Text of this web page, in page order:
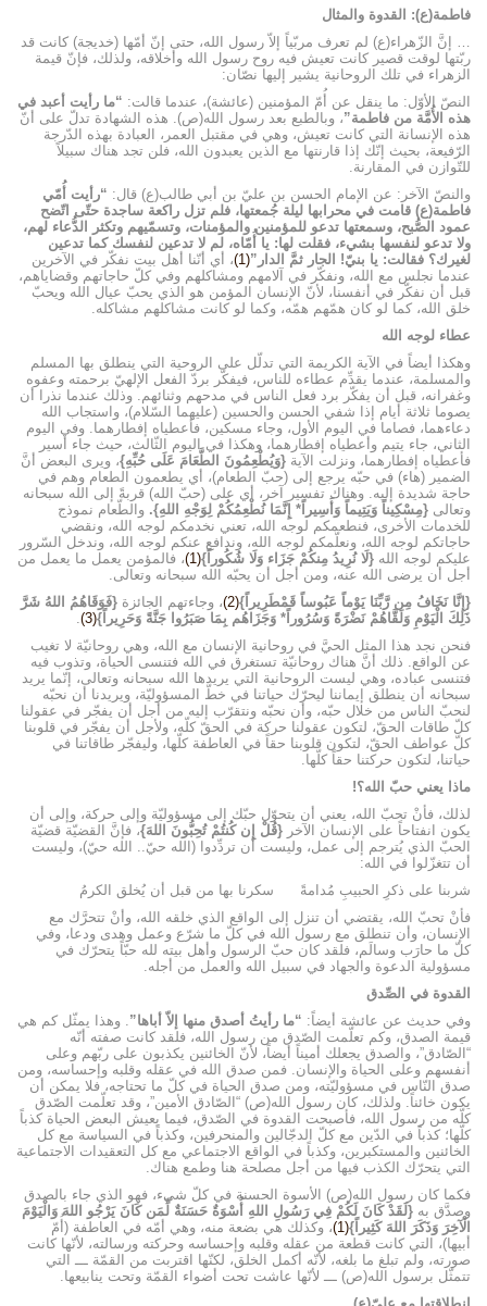
فاطمة(ع): القدوة والمثال
… إنَّ الزّهراء(ع) لم تعرف مربّياً إلاّ رسول الله، حتى إنّ أمّها (خديجة) كانت قد
ربّتها لوقت قصير كانت تعيش فيه روح رسول الله وأخلاقه، ولذلك، فإنّ قيمة
الزهراء في تلك الروحانية يشير إليها نصّان:
النصّ الأوّل: ما ينقل عن أُمّ المؤمنين (عائشة)، عندما قالت: “ما رأيت أعبد في
هذه الأُمَّة من فاطمة”، وبالطبع بعد رسول الله(ص). هذه الشهادة تدلّ على أنّ
هذه الإنسانة التي كانت تعيش، وهي في مقتبل العمر، العبادة بهذه الدّرجة
الرّفيعة، بحيث إنّك إذا قارنتها مع الذين يعبدون الله، فلن تجد هناك سبيلاً
للتّوازن في المقارنة.
والنصّ الآخر: عن الإمام الحسن بن عليّ بن أبي طالب(ع) قال: “رأيت أُمّي
فاطمة(ع) قامت في محرابها ليلة جُمعتها، فلم تزل راكعة ساجدة حتّى اتّضح
عمود الصُّبح، وسمعتها تدعو للمؤمنين والمؤمنات، وتسمّيهم وتكثر الدُّعاء لهم،
ولا تدعو لنفسها بشيء، فقلت لها: يا أُمّاه، لم لا تدعين لنفسك كما تدعين
لغيرك؟ فقالت: يا بنيّ! الجار ثمَّ الدار”(1)
، أي أنّنا أهل بيت نفكّر في الآخرين
عندما نجلس مع الله، ونفكّر في آلامهم ومشاكلهم وفي كلّ حاجاتهم وقضاياهم،
قبل أن نفكّر في أنفسنا، لأنّ الإنسان المؤمن هو الذي يحبّ عيال الله ويحبّ
خلق الله، كما لو كان همّهم همّه، وكما لو كانت مشاكلهم مشاكله.
عطاء لوجه الله
وهكذا أيضاً في الآية الكريمة التي تدلّل على الروحية التي ينطلق بها المسلم
والمسلمة، عندما يقدِّم عطاءه للناس، فيفكّر بردّ الفعل الإلهيّ برحمته وعفوه
وغفرانه، قبل أن يفكّر برد فعل الناس في مدحهم وثنائهم. وذلك عندما نذرا أن
يصوما ثلاثة أيام إذا شفي الحسن والحسين (عليهما السّلام)، واستجاب الله
دعاءهما، فصاما في اليوم الأول، وجاء مسكين، فأعطياه إفطارهما. وفي اليوم
الثاني، جاء يتيم وأعطياه إفطارهما، وهكذا في اليوم الثّالث، حيث جاء أسير
فأعطياه إفطارهما، ونزلت الآية {وَيُطْعِمُونَ الطَّعَامَ عَلَى حُبِّهِ}، ويرى البعض أنَّ
الضمير (هاء) في حبّه يرجع إلى (حبّ الطعام)، أي يطعمون الطعام وهم في
حاجة شديدة إليه. وهناك تفسير آخر، أي على (حبّ الله) قربةً إلى الله سبحانه
وتعالى {مِسْكِيناً وَيَتِيماً وَأَسِيراً* إِنَّمَا نُطْعِمُكُمْ لِوَجْهِ اللهِ}. والطّعام نموذج
للخدمات الأخرى، فنطعمكم لوجه الله، تعني نخدمكم لوجه الله، ونقضي
حاجاتكم لوجه الله، ونعلّمكم لوجه الله، وندافع عنكم لوجه الله، وندخل السّرور
عليكم لوجه الله {لَا نُرِيدُ مِنكُمْ جَزَاء وَلَا شُكُوراً}(1)
، فالمؤمن يعمل ما يعمل من
أجل أن يرضى الله عنه، ومن أجل أن يحبّه الله سبحانه وتعالى.
{إِنَّا نَخَافُ مِن رَّبِّنَا يَوْماً عَبُوساً قَمْطَرِيراً}(2) ، وجاءتهم الجائزة {فَوَقَاهُمُ اللهُ شَرَّ
ذَلِكَ الْيَوْمِ وَلَقَّاهُمْ نَضْرَةً وَسُرُوراً* وَجَزَاهُم بِمَا صَبَرُوا جَنَّةً وَحَرِيراً}(3)
.
فنحن نجد هذا المثل الحيَّ في روحانية الإنسان مع الله، وهي روحانيّة لا تغيب
عن الواقع. ذلك أنَّ هناك روحانيّة تستغرق في الله فتنسى الحياة، وتذوب فيه
فتنسى عباده، وهي ليست الروحانية التي يريدها الله سبحانه وتعالى، إنّما يريد
سبحانه أن ينطلق إيماننا ليحرّك حياتنا في خطّ المسؤوليّة، ويريدنا أن نحبّه
لنحبّ الناس من خلال حبّه، وأن نحبّه ونتقرّب إليه من أجل أن يفجّر في عقولنا
كلّ طاقات الحقّ، لتكون عقولنا حركة في الحقّ كلّه، ولأجل أن يفجّر في قلوبنا
كلّ عواطف الحقّ، لتكون قلوبنا حقاً في العاطفة كلّها، وليفجّر طاقاتنا في
حياتنا، لتكون حركتنا حقاً كلّها.
ماذا يعني حبّ الله؟!
لذلك، فأنْ تحبّ الله، يعني أن يتحوّل حبّك إلى مسؤوليّة وإلى حركة، وإلى أن
يكون انفتاحاً على الإنسان الآخر {قُلْ إِن كُنتُمْ تُحِبُّونَ اللهَ}، فإنَّ القضيّة قضيّة
الحبّ الذي يُترجم إلى عمل، وليست أن تردِّدوا (الله حيّ.. الله حيّ)، وليست
أن تتغزّلوا في الله:
شربنا على ذكرِ الحبيبِ مُدامةً سكرنا بها من قبل أن يُخلق الكرمُ
فأنْ تحبّ الله، يقتضي أن تنزل إلى الواقع الذي خلقه الله، وأنْ تتحرَّك مع
الإنسان، وأن تنطلق مع رسول الله في كلّ ما شرّع وعمل وهدى ودعا، وفي
كلّ ما حارَب وسالَم، فلقد كان حبّ الرسول وأهل بيته لله حبّاً يتحرّك في
مسؤولية الدعوة والجهاد في سبيل الله والعمل من أجله.
القدوة في الصِّدق
وفي حديث عن عائشة أيضاً: “ما رأيتُ أصدق منها إلاّ أباها”. وهذا يمثّل كم هي
قيمة الصدق، وكم تعلّمت الصّدق من رسول الله، فلقد كانت صفته أنّه
“الصّادق”، والصدق يجعلك أميناً أيضاً، لأنّ الخائنين يكذبون على ربّهم وعلى
أنفسهم وعلى الحياة والإنسان. فمن صدق الله في عقله وقلبه وإحساسه، ومن
صدق النّاس في مسؤوليّته، ومن صدق الحياة في كلّ ما تحتاجه، فلا يمكن أن
يكون خائناً. ولذلك، كان رسول الله(ص) “الصّادق الأمين”، وقد تعلّمت الصّدق
كلّه من رسول الله، فأصبحت القدوة في الصّدق، فيما يعيش البعض الحياة كذباً
كلّها؛ كذباً في الدّين مع كلّ الدجّالين والمنحرفين، وكذباً في السياسة مع كل
الخائنين والمستكبرين، وكذباً في الواقع الاجتماعي مع كل التعقيدات الاجتماعية
التي يتحرّك الكذب فيها من أجل مصلحة هنا وطمع هناك.
فكما كان رسول الله(ص) الأسوة الحسنة في كلّ شيء، فهو الذي جاء بالصدق
وصدَّق به {لَقَدْ كَانَ لَكُمْ فِي رَسُولِ اللهِ أُسْوَةٌ حَسَنَةٌ لِّمَن كَانَ يَرْجُو اللهَ وَالْيَوْمَ
الْآخِرَ وَذَكَرَ اللهَ كَثِيراً}(1)
، وكذلك هي بضعة منه، وهي أمّه في العاطفة (أُمّ
أبيها)، التي كانت قطعة من عقله وقلبه وإحساسه وحركته ورسالته، لأنّها كانت
صورته، ولم تبلغ ما بلغه، لأنّه أكمل الخلق، لكنّها اقتربت من القمّة ـــ التي
تتمثّل برسول الله(ص) ـــ لأنّها عاشت تحت أضواء القمّة وتحت ينابيعها.